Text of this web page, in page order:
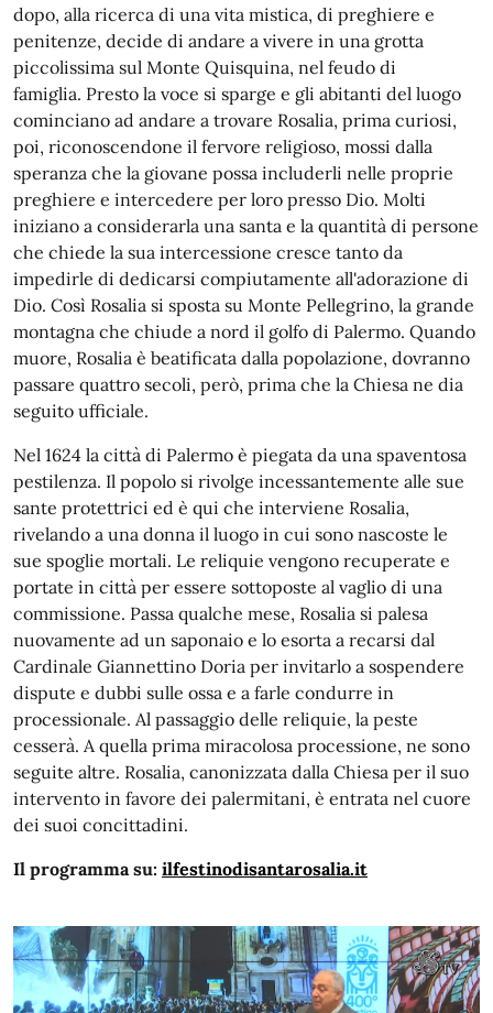
dopo, alla ricerca di una vita mistica, di preghiere e
penitenze, decide di andare a vivere in una grotta
piccolissima sul Monte Quisquina, nel feudo di
famiglia. Presto la voce si sparge e gli abitanti del luogo
cominciano ad andare a trovare Rosalia, prima curiosi,
poi, riconoscendone il fervore religioso, mossi dalla
speranza che la giovane possa includerli nelle proprie
preghiere e intercedere per loro presso Dio. Molti
iniziano a considerarla una santa e la quantità di persone
che chiede la sua intercessione cresce tanto da
impedirle di dedicarsi compiutamente all'adorazione di
Dio. Così Rosalia si sposta su Monte Pellegrino, la grande
montagna che chiude a nord il golfo di Palermo. Quando
muore, Rosalia è beatificata dalla popolazione, dovranno
passare quattro secoli, però, prima che la Chiesa ne dia
seguito ufficiale.
Nel 1624 la città di Palermo è piegata da una spaventosa
pestilenza. Il popolo si rivolge incessantemente alle sue
sante protettrici ed è qui che interviene Rosalia,
rivelando a una donna il luogo in cui sono nascoste le
sue spoglie mortali. Le reliquie vengono recuperate e
portate in città per essere sottoposte al vaglio di una
commissione. Passa qualche mese, Rosalia si palesa
nuovamente ad un saponaio e lo esorta a recarsi dal
Cardinale Giannettino Doria per invitarlo a sospendere
dispute e dubbi sulle ossa e a farle condurre in
processionale. Al passaggio delle reliquie, la peste
cesserà. A quella prima miracolosa processione, ne sono
seguite altre. Rosalia, canonizzata dalla Chiesa per il suo
intervento in favore dei palermitani, è entrata nel cuore
dei suoi concittadini.
Il programma su: ilfestinodisantarosalia.it